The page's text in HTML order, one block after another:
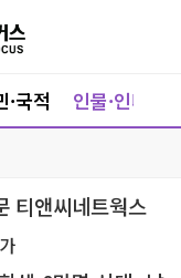
·국적 인물·인터뷰
티앤씨네트웍스
가